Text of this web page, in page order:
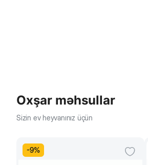
Oxşar məhsullar
Sizin ev heyvanınız üçün
-9%